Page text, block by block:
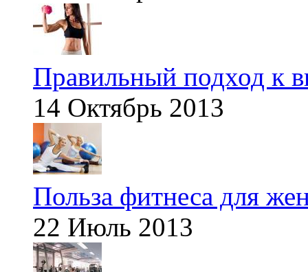
Правильный подход к
14 Октябрь 2013
Польза фитнеса для
22 Июль 2013